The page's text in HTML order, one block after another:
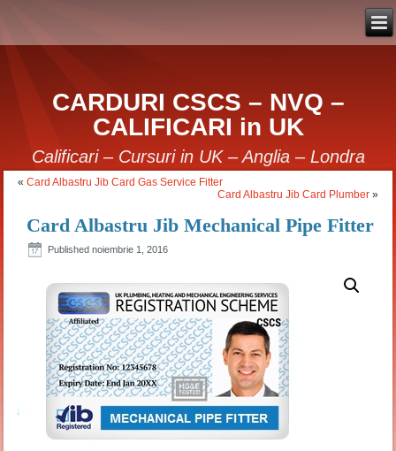
CARDURI CSCS – NVQ –
CALIFICARI in UK
Calificari – Cursuri in UK – Anglia – Londra
«Card Albastru Jib Card Gas Service Fitter
Card Albastru Jib Card Plumber»
Card Albastru Jib Mechanical Pipe Fitter
Published noiembrie 1, 2016